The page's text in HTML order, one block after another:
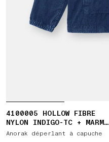
4100005 HOLLOW FIBRE
NYLON INDIGO-TC + MARMO
CORROSION
Anorak déperlant à capuche